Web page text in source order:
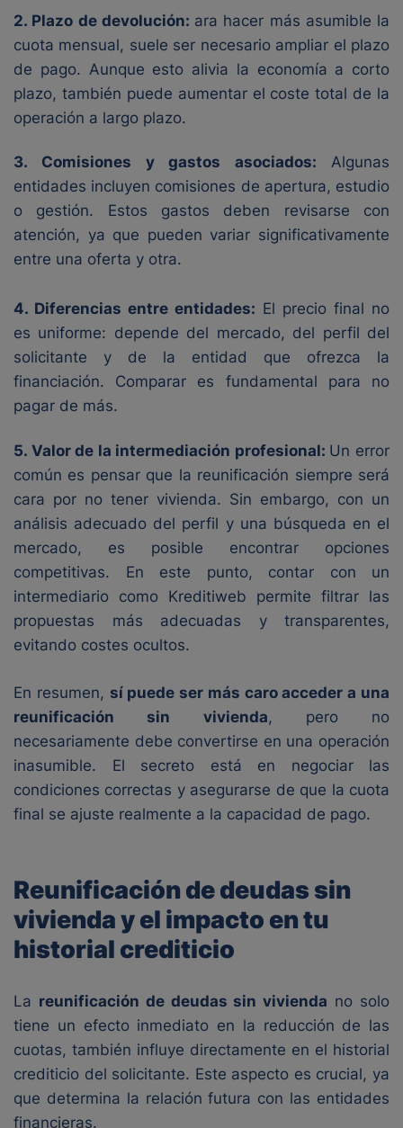
2. Plazo de devolución: ara hacer más asumible la
cuota mensual, suele ser necesario ampliar el plazo
de pago. Aunque esto alivia la economía a corto
plazo, también puede aumentar el coste total de la
operación a largo plazo.
3. Comisiones y gastos asociados: Algunas
entidades incluyen comisiones de apertura, estudio
o gestión. Estos gastos deben revisarse con
atención, ya que pueden variar significativamente
entre una oferta y otra.
4. Diferencias entre entidades: El precio final no
es uniforme: depende del mercado, del perfil del
solicitante y de la entidad que ofrezca la
financiación. Comparar es fundamental para no
pagar de más.
5. Valor de la intermediación profesional: Un error
común es pensar que la reunificación siempre será
cara por no tener vivienda. Sin embargo, con un
análisis adecuado del perfil y una búsqueda en el
mercado, es posible encontrar opciones
competitivas. En este punto, contar con un
intermediario como Kreditiweb permite filtrar las
propuestas más adecuadas y transparentes,
evitando costes ocultos.
En resumen, sí puede ser más caro acceder a una
reunificación sin vivienda, pero no
necesariamente debe convertirse en una operación
inasumible. El secreto está en negociar las
condiciones correctas y asegurarse de que la cuota
final se ajuste realmente a la capacidad de pago.
Reunificación de deudas sin
vivienda y el impacto en tu
historial crediticio
La reunificación de deudas sin vivienda no solo
tiene un efecto inmediato en la reducción de las
cuotas, también influye directamente en el historial
crediticio del solicitante. Este aspecto es crucial, ya
que determina la relación futura con las entidades
financieras.